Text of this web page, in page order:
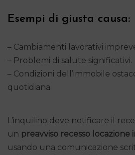
Esempi di giusta causa:
– Cambiamenti lavorativi
– Problemi di salute significativi.
– Condizioni dell’immobile
quotidiana.
L’inquilino deve notificare il
un preavviso recesso locazione
usando una comunicazione